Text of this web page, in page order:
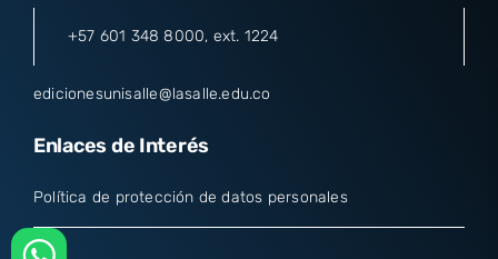
+57 601 348 8000, ext. 1224
edicionesunisalle@lasalle.edu.co
Enlaces de Interés
Política de protección de datos personales